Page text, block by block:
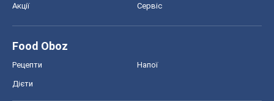
Акції Сервіс
Food Oboz
Рецепти Напої
Дієти